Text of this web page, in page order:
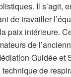
Il s’agit,
de travailler
paix intérieure.
de
Guidée et
de